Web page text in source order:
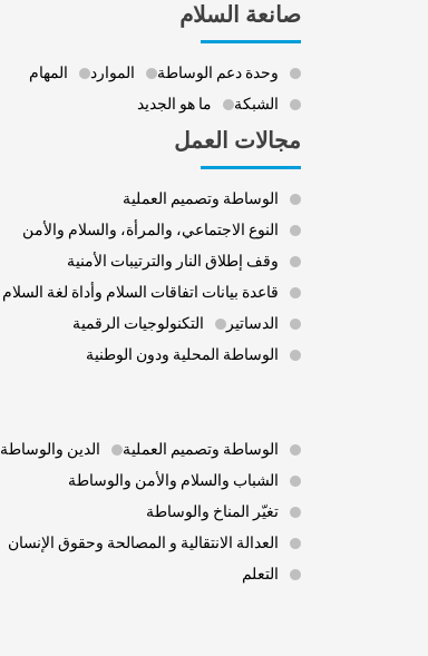
صانعة السلام
وحدة دعم الوساطة الموارد
المهام
الشبكة
ما هو الجديد
مجالات العمل
الوساطة وتصميم العملية
النوع الاجتماعي، والمرأة، والسلام والأمن
وقف إطلاق النار والترتيبات الأمنية
قاعدة بيانات اتفاقات السلام وأداة لغة السلام
الدساتير
التكنولوجيات الرقمية
الوساطة المحلية ودون الوطنية
Footer 3
الوساطة وتصميم العملية
الدين والوساطة
الشباب والسلام والأمن والوساطة
تغيّر المناخ والوساطة
العدالة الانتقالية و المصالحة وحقوق الإنسان
التعلم